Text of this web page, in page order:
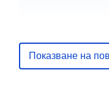
Показване на